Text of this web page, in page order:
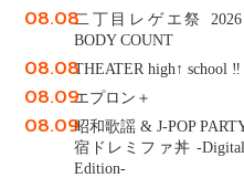
08.08二丁目レゲエ祭 2026
BODY COUNT
08.08THEATER high↑ school ‼
08.09エプロン＋
08.09昭和歌謡 & J-POP
宿ドレミファ丼 -
Edition-